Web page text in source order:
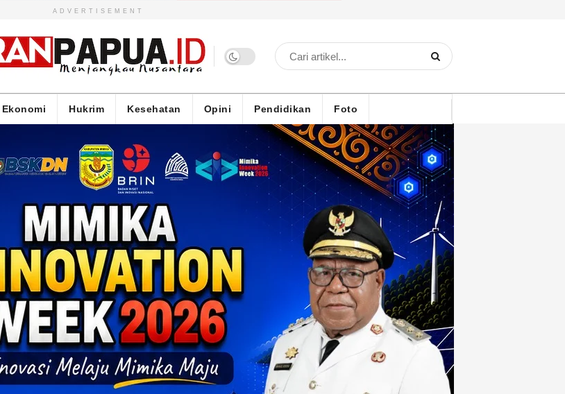
ADVERTISEMENT
Ekonomi Hukrim Kesehatan Opini Pendidikan Foto